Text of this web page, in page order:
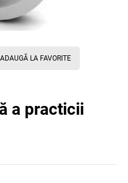
ADAUGĂ LA FAVORITE
a practicii